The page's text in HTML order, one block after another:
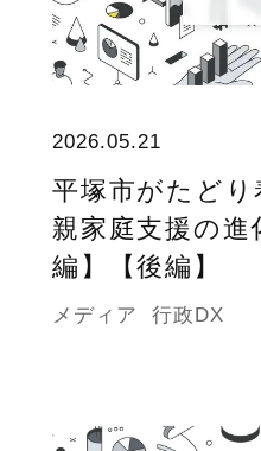
2026.05.21
平塚市がたどり
親家庭支援の進
編】【後編】
メディア 行政DX